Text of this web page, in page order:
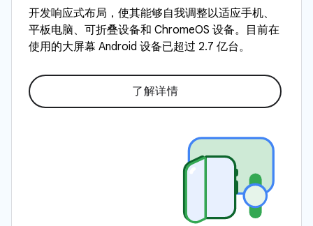
开发响应式布局，使其能够自我调整以适应手机、
平板电脑、可折叠设备和 ChromeOS 设备。目前在
使用的大屏幕 Android 设备已超过 2.7 亿台。
了解详情